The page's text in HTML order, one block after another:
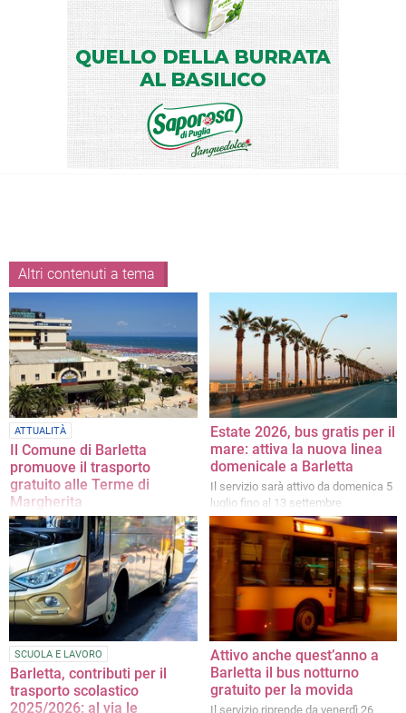
Altri contenuti a tema
ATTUALITÀ
Il Comune di Barletta
promuove il trasporto
gratuito alle Terme di
Margherita
Il servizio sarà attivo dal 24
settembre al 3 ottobre 2026, dal
lunedì al sabato
Estate 2026, bus gratis per il
mare: attiva la nuova linea
domenicale a Barletta
Il servizio sarà attivo da domenica 5
luglio fino al 13 settembre
SCUOLA E LAVORO
Barletta, contributi per il
trasporto scolastico
2025/2026: al via le
Attivo anche quest’anno a
Barletta il bus notturno
gratuito per la movida
Il servizio riprende da venerdì 26